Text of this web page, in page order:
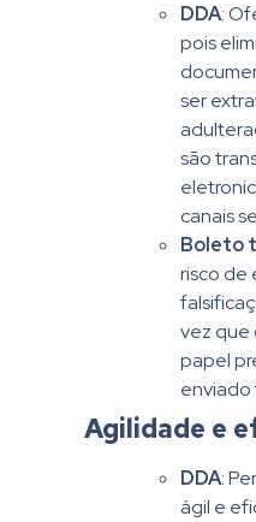
DDA:
pois
ser
são
canais
Boleto
risco de
vez que
papel
enviado
Agilidade e
DDA:
ágil e